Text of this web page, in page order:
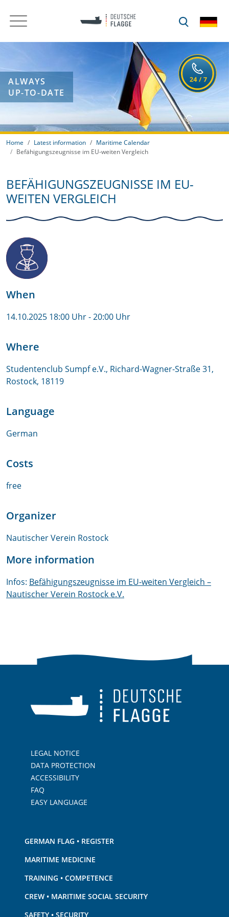
ALWAYS
UP-TO-DATE
Home Latest information
Maritime Calendar
Befähigungszeugnisse im EU-weiten Vergleich
BEFÄHIGUNGSZEUGNISSE IM EU-
WEITEN VERGLEICH
When
14.10.2025 18:00 Uhr- 20:00 Uhr
Where
Studentenclub Sumpf e.V., Richard-Wagner-Straße 31,
Rostock, 18119
Language
German
Costs
free
Organizer
Nautischer Verein Rostock
More information
Infos: Befähigungszeugnisse im EU-weiten Vergleich –
Nautischer Verein Rostock e.V.
LEGAL NOTICE
DATA PROTECTION
ACCESSIBILITY
FAQ
EASY LANGUAGE
GERMAN FLAG • REGISTER
MARITIME MEDICINE
TRAINING • COMPETENCE
CREW • MARITIME SOCIAL SECURITY
SAFETY • SECURITY